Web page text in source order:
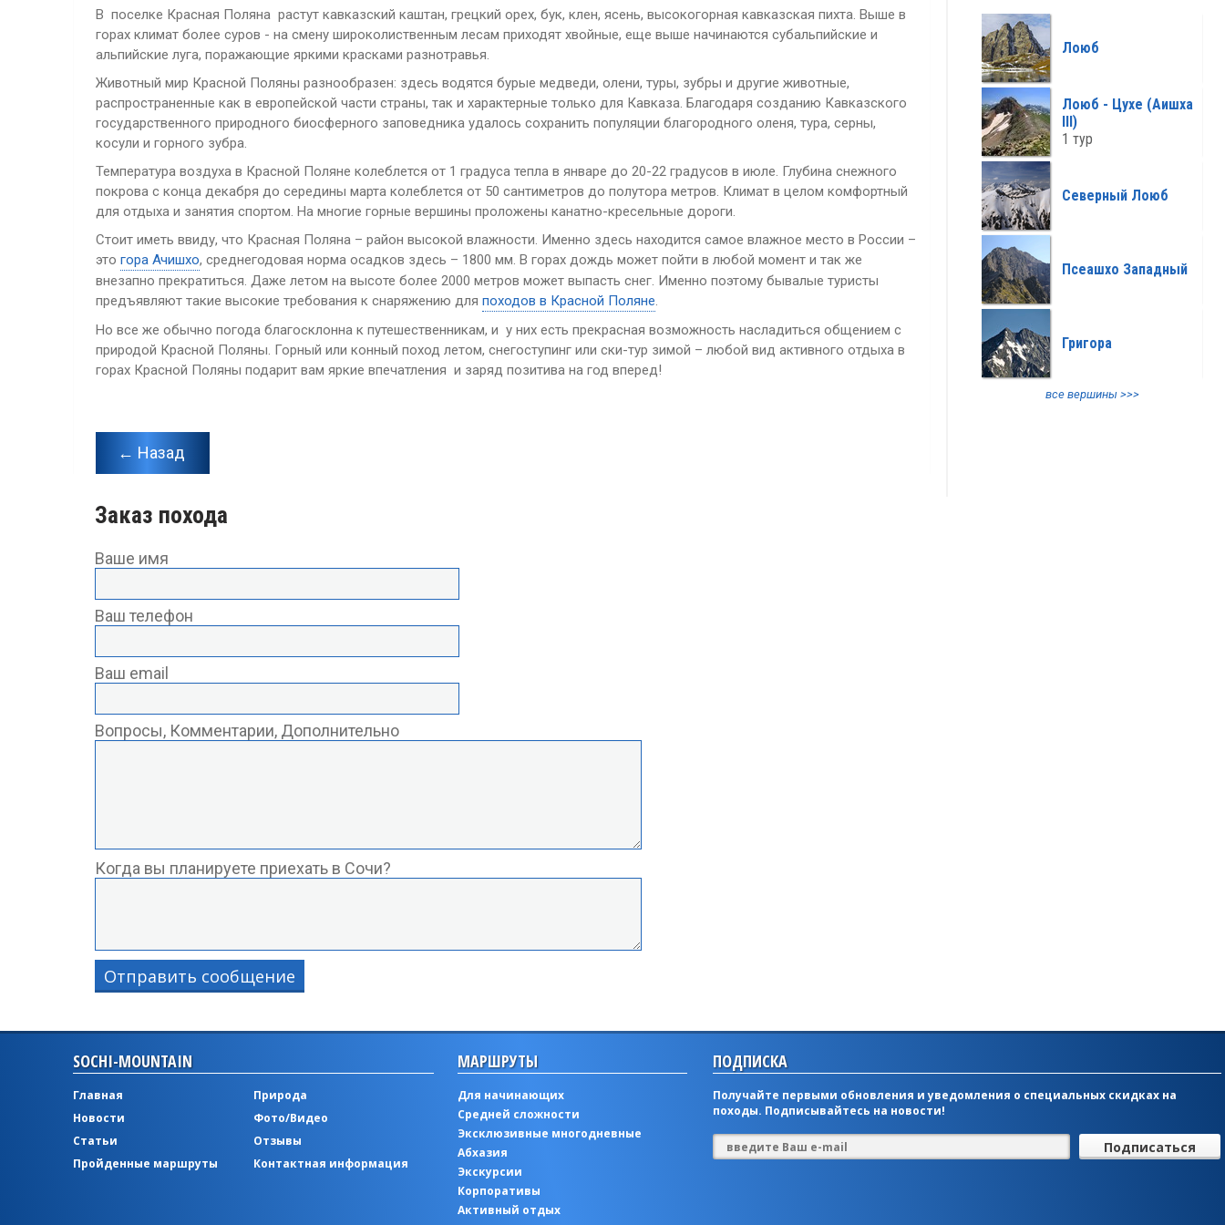
В поселке Красная Поляна растут кавказский каштан, грецкий орех, бук, клен, ясень, высокогорная кавказская пихта. Выше в
горах климат более суров - на смену широколиственным лесам приходят хвойные, еще выше начинаются субальпийские и
альпийские луга, поражающие яркими красками разнотравья.
Животный мир Красной Поляны разнообразен: здесь водятся бурые медведи, олени, туры, зубры и другие животные,
распространенные как в европейской части страны, так и характерные только для Кавказа. Благодаря созданию Кавказского
государственного природного биосферного заповедника удалось сохранить популяции благородного оленя, тура, серны,
косули и горного зубра.
Температура воздуха в Красной Поляне колеблется от 1 градуса тепла в январе до 20-22 градусов в июле. Глубина снежного
покрова с конца декабря до середины марта колеблется от 50 сантиметров до полутора метров. Климат в целом комфортный
для отдыха и занятия спортом. На многие горные вершины проложены канатно-кресельные дороги.
Стоит иметь ввиду, что Красная Поляна – район высокой влажности. Именно здесь находится самое влажное место в России –
это гора Ачишхо, среднегодовая норма осадков здесь – 1800 мм. В горах дождь может пойти в любой момент и так же
внезапно прекратиться. Даже летом на высоте более 2000 метров может выпасть снег. Именно поэтому бывалые туристы
предъявляют такие высокие требования к снаряжению для походов в Красной Поляне.
Но все же обычно погода благосклонна к путешественникам, и у них есть прекрасная возможность насладиться общением с
природой Красной Поляны. Горный или конный поход летом, снегоступинг или ски-тур зимой – любой вид активного отдыха в
горах Красной Поляны подарит вам яркие впечатления и заряд позитива на год вперед!
← Назад
Лоюб
Лоюб - Цухе (Аишха
III)
1 тур
Северный Лоюб
Псеашхо Западный
Григора
все вершины >>>
Заказ похода
Ваше имя
Ваш телефон
Ваш email
Вопросы, Комментарии, Дополнительно
Когда вы планируете приехать в Сочи?
Отправить сообщение
SOCHI-MOUNTAIN
Главная
Новости
Статьи
Пройденные маршруты
Природа
Фото/Видео
Отзывы
Контактная информация
МАРШРУТЫ
Для начинающих
Средней сложности
Эксклюзивные многодневные
Абхазия
Экскурсии
Корпоративы
Активный отдых
ПОДПИСКА
Получайте первыми обновления и уведомления о специальных скидках на
походы. Подписывайтесь на новости!